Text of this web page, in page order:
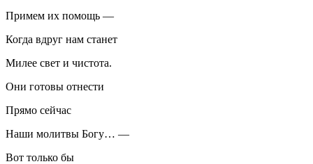
Примем их помощь —
Когда вдруг нам станет
Милее свет и чистота.
Они готовы отнести
Прямо сейчас
Наши молитвы Богу… —
Вот только бы